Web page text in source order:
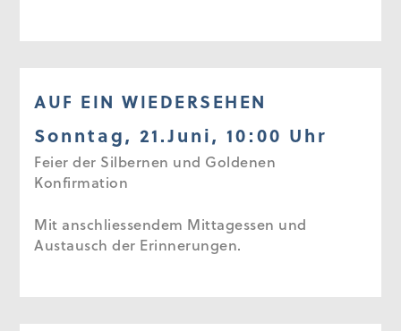
AUF EIN WIEDERSEHEN
Sonntag, 21.Juni, 10:00 Uhr
Feier der Silbernen und Goldenen
Konfirmation
Mit anschliessendem Mittagessen und
Austausch der Erinnerungen.